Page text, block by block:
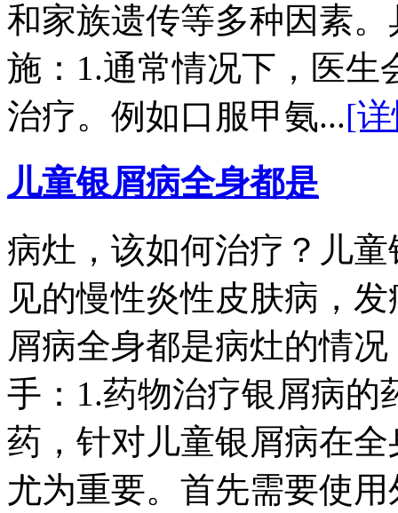
和家族遗传等多种因素
施：1.通常情况下，医生
治疗。例如口服甲氨...[
儿童银屑病全身都是
病灶，该如何治疗？儿
见的慢性炎性皮肤病，
屑病全身都是病灶的情
手：1.药物治疗银屑病的
药，针对儿童银屑病在
尤为重要。首先需要使